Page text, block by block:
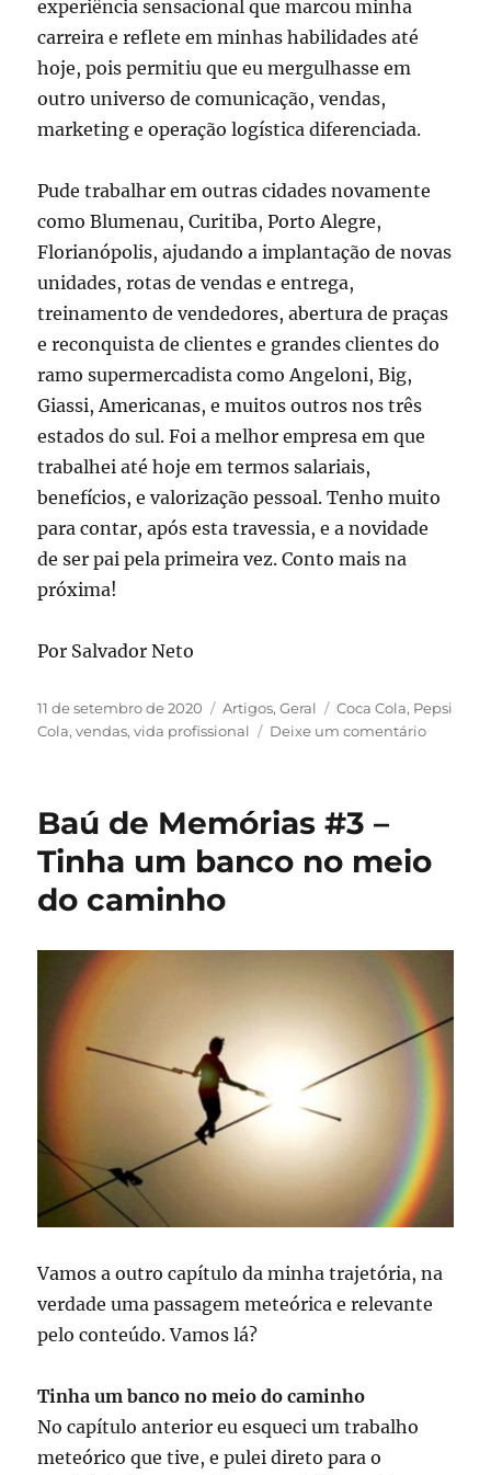
experiência sensacional que marcou minha
carreira e reflete em minhas habilidades até
hoje, pois permitiu que eu mergulhasse em
outro universo de comunicação, vendas,
marketing e operação logística diferenciada.
Pude trabalhar em outras cidades novamente
como Blumenau, Curitiba, Porto Alegre,
Florianópolis, ajudando a implantação de novas
unidades, rotas de vendas e entrega,
treinamento de vendedores, abertura de praças
e reconquista de clientes e grandes clientes do
ramo supermercadista como Angeloni, Big,
Giassi, Americanas, e muitos outros nos três
estados do sul. Foi a melhor empresa em que
trabalhei até hoje em termos salariais,
benefícios, e valorização pessoal. Tenho muito
para contar, após esta travessia, e a novidade
de ser pai pela primeira vez. Conto mais na
próxima!
Por Salvador Neto
Publicado
em
11 de setembro de 2020 Categorias
Artigos,Geral Tags
Coca Cola, Pepsi
Cola,vendas,vida profissional Deixe um comentárioem
Baú de Memórias #3 –
Tinha um banco no meio
do caminho
Vamos a outro capítulo da minha trajetória, na
verdade uma passagem meteórica e relevante
pelo conteúdo. Vamos lá?
Tinha um banco no meio do caminho
No capítulo anterior eu esqueci um trabalho
meteórico que tive, e pulei direto para o